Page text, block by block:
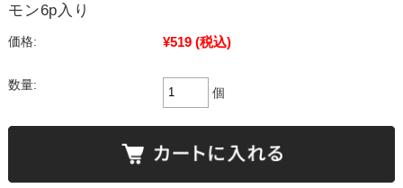
モン6p入り
価格: ¥519 (税込)
数量:
個